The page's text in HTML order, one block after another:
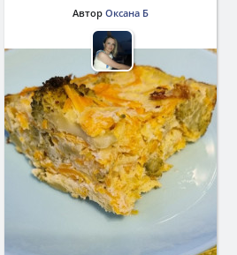
Автор Оксана Б